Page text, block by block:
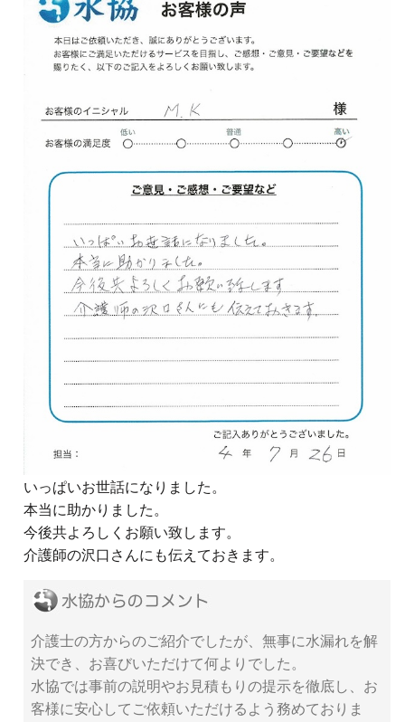
いっぱいお世話になりました。
本当に助かりました。
今後共よろしくお願い致します。
介護師の沢口さんにも伝えておきます。
介護士の方からのご紹介でしたが、無事に水漏れを解
決でき、お喜びいただけて何よりでした。
水協では事前の説明やお見積もりの提示を徹底し、お
客様に安心してご依頼いただけるよう務めておりま